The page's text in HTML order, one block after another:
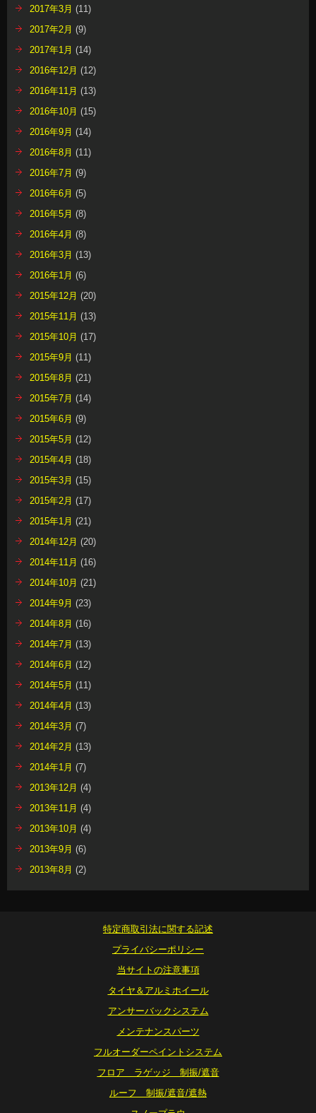
2017年3月 (11)
2017年2月 (9)
2017年1月 (14)
2016年12月 (12)
2016年11月 (13)
2016年10月 (15)
2016年9月 (14)
2016年8月 (11)
2016年7月 (9)
2016年6月 (5)
2016年5月 (8)
2016年4月 (8)
2016年3月 (13)
2016年1月 (6)
2015年12月 (20)
2015年11月 (13)
2015年10月 (17)
2015年9月 (11)
2015年8月 (21)
2015年7月 (14)
2015年6月 (9)
2015年5月 (12)
2015年4月 (18)
2015年3月 (15)
2015年2月 (17)
2015年1月 (21)
2014年12月 (20)
2014年11月 (16)
2014年10月 (21)
2014年9月 (23)
2014年8月 (16)
2014年7月 (13)
2014年6月 (12)
2014年5月 (11)
2014年4月 (13)
2014年3月 (7)
2014年2月 (13)
2014年1月 (7)
2013年12月 (4)
2013年11月 (4)
2013年10月 (4)
2013年9月 (6)
2013年8月 (2)
特定商取引法に関する記述
プライバシーポリシー
当サイトの注意事項
タイヤ＆アルミホイール
アンサーバックシステム
メンテナンスパーツ
フルオーダーペイントシステム
フロア ラゲッジ 制振/遮音
ルーフ 制振/遮音/遮熱